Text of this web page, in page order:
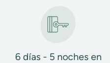
6 días - 5 noches en